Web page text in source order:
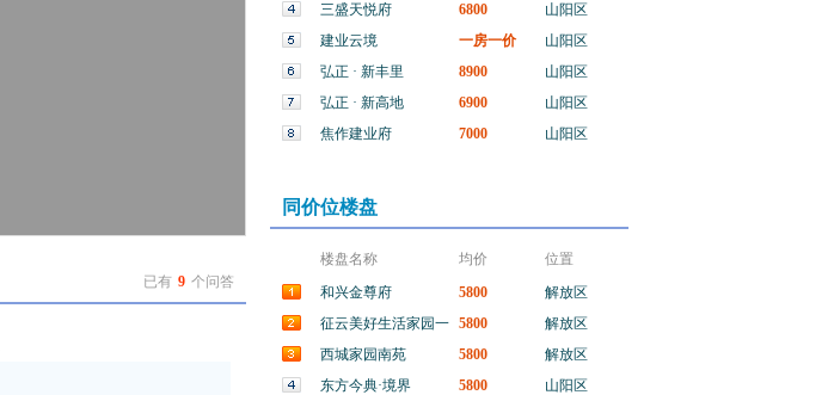
已有 9 个问答
三盛天悦府
6800
山阳区
建业云境
一房一价
山阳区
弘正 · 新丰里
8900
山阳区
弘正 · 新高地
6900
山阳区
焦作建业府
7000 山阳区
同价位楼盘
楼盘名称 均价
位置
和兴金尊府
5800
解放区
征云美好生活家园一
区
5800
解放区
西城家园南苑
5800
解放区
东方今典·境界
5800 山阳区